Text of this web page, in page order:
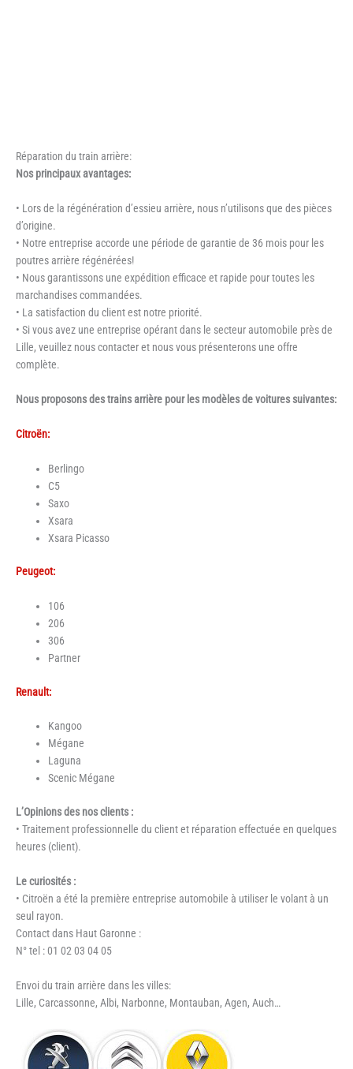
Réparation du train arrière:
Nos principaux avantages:
• Lors de la régénération d’essieu arrière, nous n’utilisons que des pièces
d’origine.
• Notre entreprise accorde une période de garantie de 36 mois pour les
poutres arrière régénérées!
• Nous garantissons une expédition efficace et rapide pour toutes les
marchandises commandées.
• La satisfaction du client est notre priorité.
• Si vous avez une entreprise opérant dans le secteur automobile près de
Lille, veuillez nous contacter et nous vous présenterons une offre
complète.
Nous proposons des trains arrière pour les modèles de voitures suivantes:
Citroën:
Berlingo
C5
Saxo
Xsara
Xsara Picasso
Peugeot:
106
206
306
Partner
Renault:
Kangoo
Mégane
Laguna
Scenic Mégane
L’Opinions des nos clients :
• Traitement professionnelle du client et réparation effectuée en quelques
heures (client).
Le curiosités :
• Citroën a été la première entreprise automobile à utiliser le volant à un
seul rayon.
Contact dans Haut Garonne :
N° tel : 01 02 03 04 05
Envoi du train arrière dans les villes:
Lille, Carcassonne, Albi, Narbonne, Montauban, Agen, Auch…